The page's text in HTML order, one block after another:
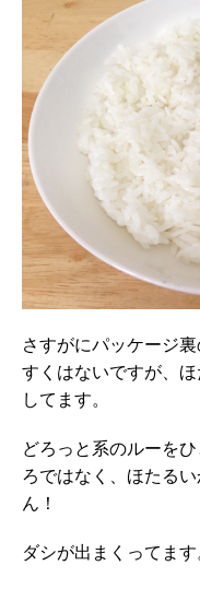
さすがにパッケージ
すくはないですが、
してます。
どろっと系のルーを
ろではなく、ほたる
ん！
ダシが出まくってます